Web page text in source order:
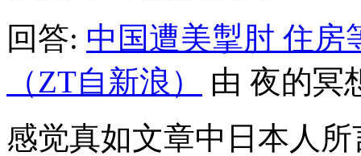
回答: 中国遭美掣肘 住房
（ZT自新浪）
由 夜的冥
感觉真如文章中日本人所